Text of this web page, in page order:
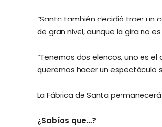
“Santa también decidió traer un
de gran nivel, aunque la gira no
“Tenemos dos elencos, uno es
queremos hacer un espectáculo
La Fábrica de Santa
¿Sabías que…?